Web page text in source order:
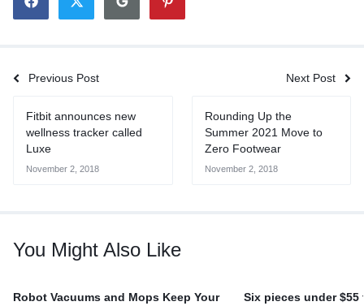
Previous Post Next Post
Fitbit announces new
wellness tracker called
Luxe
November 2, 2018
Rounding Up the
Summer 2021 Move to
Zero Footwear
November 2, 2018
You Might Also Like
Robot Vacuums and Mops Keep Your
Six pieces under